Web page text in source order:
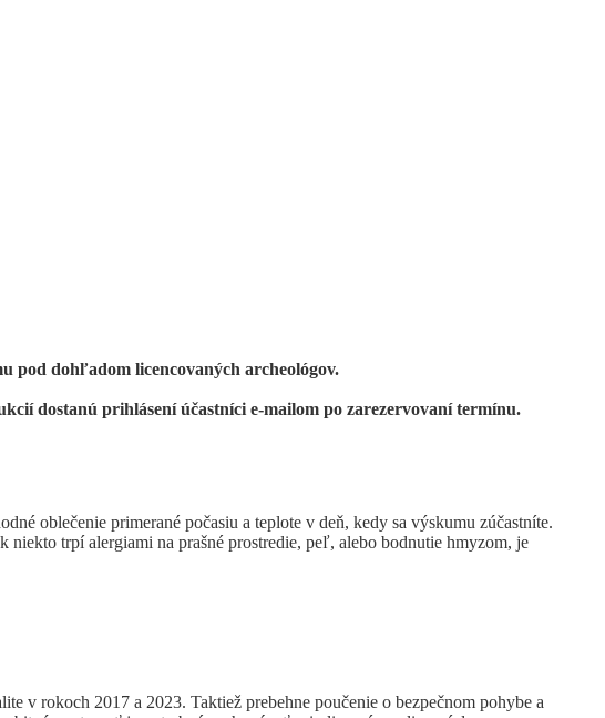
pod dohľadom licencovaných archeológov.
dostanú prihlásení účastníci e-mailom po zarezervovaní termínu.
oblečenie primerané počasiu a teplote v deň, kedy sa výskumu zúčastníte.
trpí alergiami na prašné prostredie, peľ, alebo bodnutie hmyzom, je
v rokoch 2017 a 2023. Taktiež prebehne poučenie o bezpečnom pohybe a